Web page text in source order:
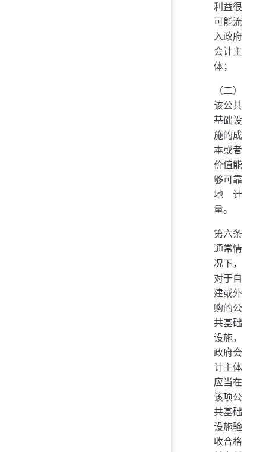
利益很
可能流
入政府
会计主
体；
（二）
该公共
基础设
施的成
本或者
价值能
够可靠
地计
量。
第六条
通常情
况下，
对于自
建或外
购的公
共基础
设施，
政府会
计主体
应当在
该项公
共基础
设施验
收合格